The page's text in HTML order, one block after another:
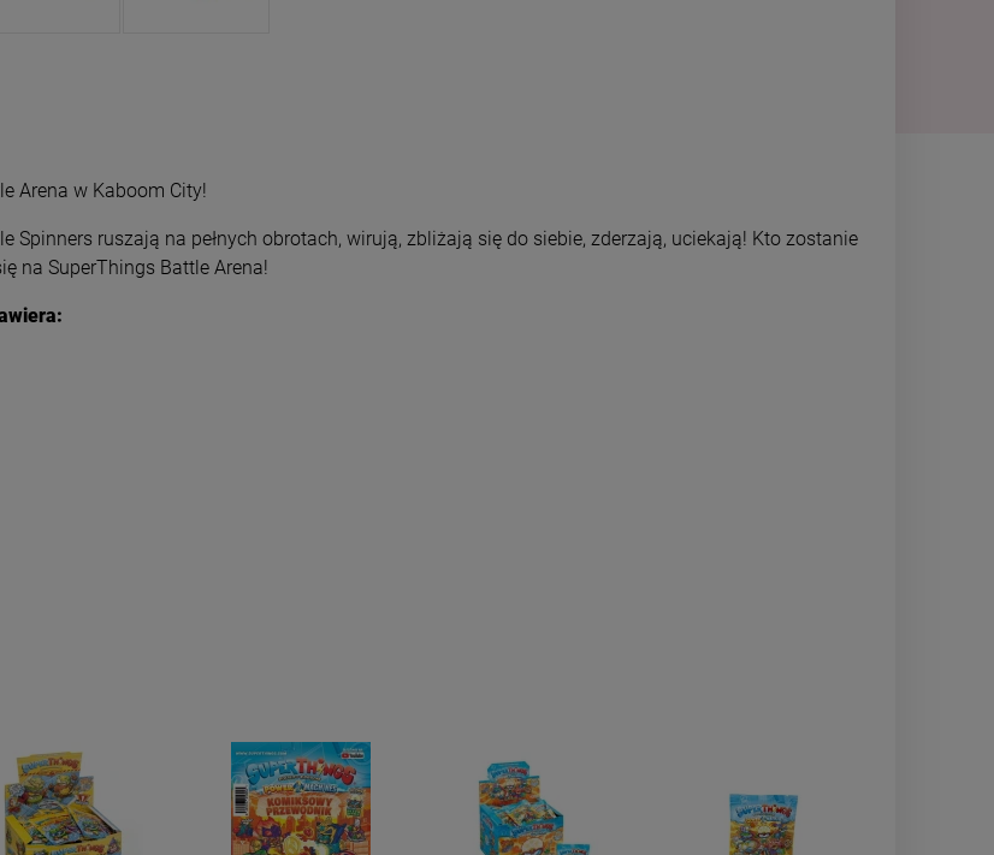
Arena w Kaboom City!
Spinners ruszają na pełnych obrotach, wirują, zbliżają się do siebie, zderzają, uciekają! Kto zostanie
na SuperThings Battle Arena!